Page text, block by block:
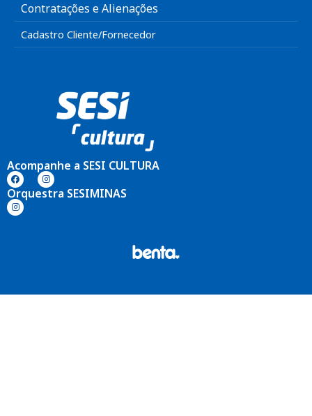
Contratações e Alienações
Cadastro Cliente/Fornecedor
Acompanhe a SESI CULTURA
Orquestra SESIMINAS